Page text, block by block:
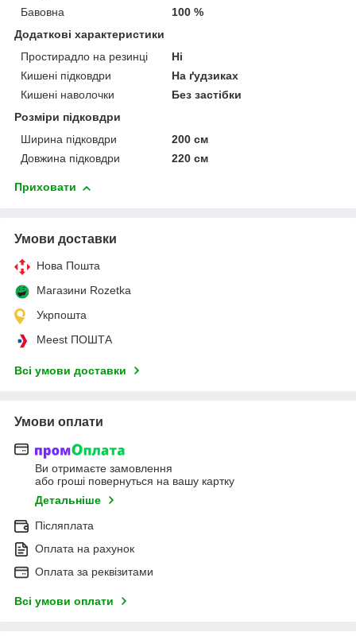
Бавовна
100 %
Додаткові характеристики
Простирадло на резинці
Ні
Кишені підковдри
На ґудзиках
Кишені наволочки
Без застібки
Розміри підковдри
Ширина підковдри
200 см
Довжина підковдри
220 см
Приховати
Умови доставки
Нова Пошта
Магазини Rozetka
Укрпошта
Meest ПОШТА
Всі умови доставки
Умови оплати
Ви отримаєте замовлення
або гроші повернуться на вашу картку
Детальніше
Післяплата
Оплата на рахунок
Оплата за реквізитами
Всі умови оплати